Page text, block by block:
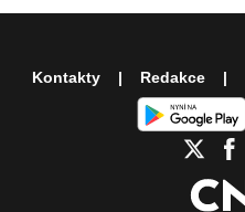
Kontakty Redakce